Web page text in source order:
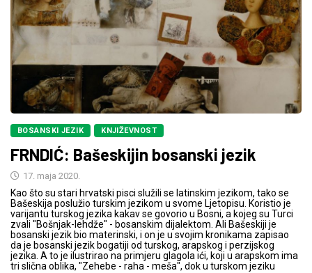
BOSANSKI JEZIK KNJIŽEVNOST
FRNDIĆ: Bašeskijin bosanski jezik
17. maja 2020.
Kao što su stari hrvatski pisci služili se latinskim jezikom, tako se
Bašeskija poslužio turskim jezikom u svome Ljetopisu. Koristio je
varijantu turskog jezika kakav se govorio u Bosni, a kojeg su Turci
zvali "Bošnjak-lehdže" - bosanskim dijalektom. Ali Bašeskiji je
bosanski jezik bio materinski, i on je u svojim kronikama zapisao
da je bosanski jezik bogatiji od turskog, arapskog i perzijskog
jezika. A to je ilustrirao na primjeru glagola ići, koji u arapskom ima
tri slična oblika, "Zehebe - raha - meša", dok u turskom jeziku